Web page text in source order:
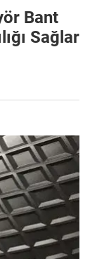
Bant
Sağlar